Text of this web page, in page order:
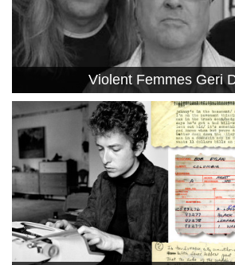
Violent Femmes Geri